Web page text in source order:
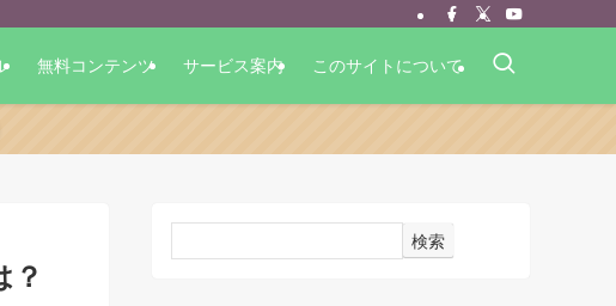
無料コンテンツ サービス案内 このサイトについて
？
検索